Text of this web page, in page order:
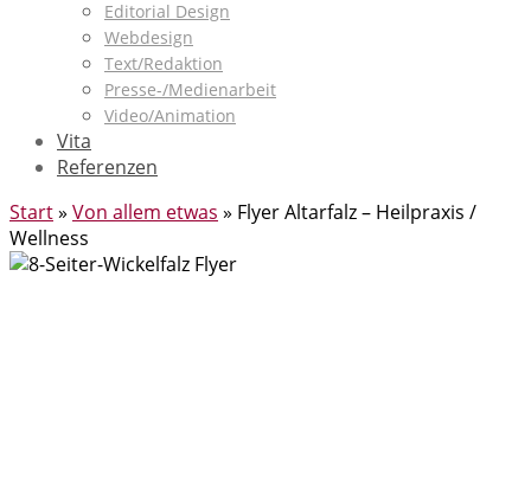
Editorial Design
Webdesign
Text/Redaktion
Presse-/Medienarbeit
Video/Animation
Vita
Referenzen
Start» Von allem etwas » Flyer Altarfalz – Heilpraxis /
Wellness